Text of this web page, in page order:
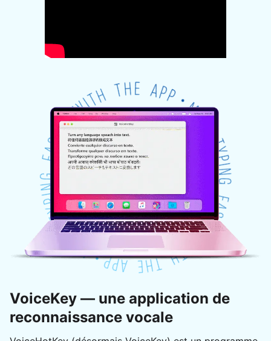
VoiceKey — une application de
reconnaissance vocale